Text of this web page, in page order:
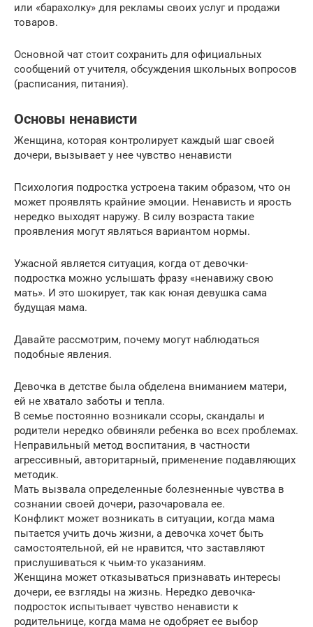
или «барахолку» для рекламы своих услуг и продажи
товаров.
Основной чат стоит сохранить для официальных
сообщений от учителя, обсуждения школьных вопросов
(расписания, питания).
Основы ненависти
Женщина, которая контролирует каждый шаг своей
дочери, вызывает у нее чувство ненависти
Психология подростка устроена таким образом, что он
может проявлять крайние эмоции. Ненависть и ярость
нередко выходят наружу. В силу возраста такие
проявления могут являться вариантом нормы.
Ужасной является ситуация, когда от девочки-
подростка можно услышать фразу «ненавижу свою
мать». И это шокирует, так как юная девушка сама
будущая мама.
Давайте рассмотрим, почему могут наблюдаться
подобные явления.
Девочка в детстве была обделена вниманием матери,
ей не хватало заботы и тепла.
В семье постоянно возникали ссоры, скандалы и
родители нередко обвиняли ребенка во всех проблемах.
Неправильный метод воспитания, в частности
агрессивный, авторитарный, применение подавляющих
методик.
Мать вызвала определенные болезненные чувства в
сознании своей дочери, разочаровала ее.
Конфликт может возникать в ситуации, когда мама
пытается учить дочь жизни, а девочка хочет быть
самостоятельной, ей не нравится, что заставляют
прислушиваться к чьим-то указаниям.
Женщина может отказываться признавать интересы
дочери, ее взгляды на жизнь. Нередко девочка-
подросток испытывает чувство ненависти к
родительнице, когда мама не одобряет ее выбор